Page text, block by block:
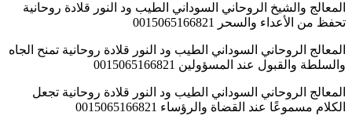
المعالج والشيخ الروحاني السوداني الطيب ود النور قلادة روحانية
تحفظ من الأعداء والسحر 0015065166821
المعالج الروحاني السوداني الطيب ود النور قلادة روحانية تمنح الجاه
والسلطة والقبول عند المسؤولين 0015065166821
المعالج الروحاني السوداني الطيب ود النور قلادة روحانية تجعل
الكلام مسموعًا عند القضاة والرؤساء 0015065166821